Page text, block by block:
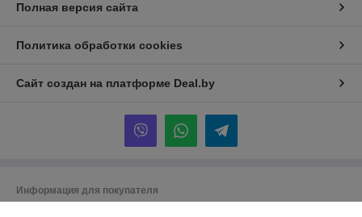
Полная версия сайта
Политика обработки cookies
Сайт создан на платформе Deal.by
Информация для покупателя